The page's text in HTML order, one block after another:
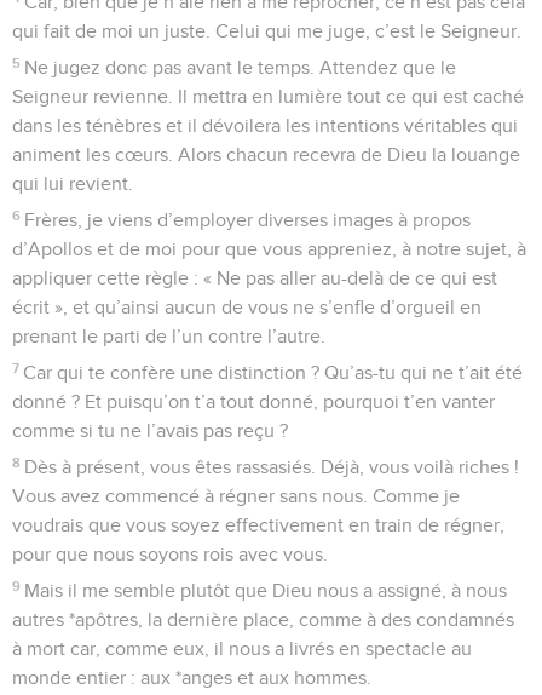
qui fait de moi un juste. Celui qui me juge, c’est le Seigneur.
5 Ne jugez donc pas avant le temps. Attendez que le
Seigneur revienne. Il mettra en lumière tout ce qui est caché
dans les ténèbres et il dévoilera les intentions véritables qui
animent les cœurs. Alors chacun recevra de Dieu la louange
qui lui revient.
6 Frères, je viens d’employer diverses images à propos
d’Apollos et de moi pour que vous appreniez, à notre sujet, à
appliquer cette règle : « Ne pas aller au-delà de ce qui est
écrit », et qu’ainsi aucun de vous ne s’enfle d’orgueil en
prenant le parti de l’un contre l’autre.
7 Car qui te confère une distinction ? Qu’as-tu qui ne t’ait été
donné ? Et puisqu’on t’a tout donné, pourquoi t’en vanter
comme si tu ne l’avais pas reçu ?
8 Dès à présent, vous êtes rassasiés. Déjà, vous voilà riches !
Vous avez commencé à régner sans nous. Comme je
voudrais que vous soyez effectivement en train de régner,
pour que nous soyons rois avec vous.
9 Mais il me semble plutôt que Dieu nous a assigné, à nous
autres *apôtres, la dernière place, comme à des condamnés
à mort car, comme eux, il nous a livrés en spectacle au
monde entier : aux *anges et aux hommes.